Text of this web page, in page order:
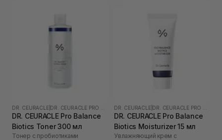
DR. CEURACLE
DR. CEURACLE Pro Balance
Biotics Toner 300 мл
Тонер с пробиотиками
DR. CEURACLE
DR. CEURACLE Pro Balance
Biotics Moisturizer 15 мл
Увлажняющий крем с